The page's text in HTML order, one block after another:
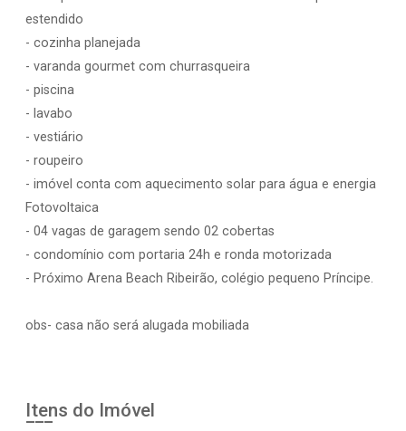
estendido
- cozinha planejada
- varanda gourmet com churrasqueira
- piscina
- lavabo
- vestiário
- roupeiro
- imóvel conta com aquecimento solar para água e energia
Fotovoltaica
- 04 vagas de garagem sendo 02 cobertas
- condomínio com portaria 24h e ronda motorizada
- Próximo Arena Beach Ribeirão, colégio pequeno Príncipe.
obs- casa não será alugada mobiliada
Itens do Imóvel